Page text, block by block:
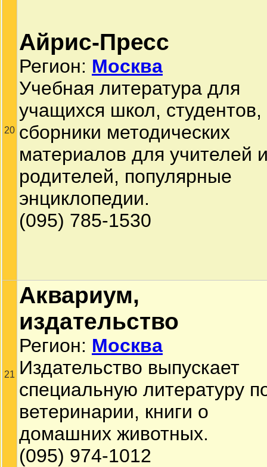
20
Айрис-Пресс
Регион: Москва
Учебная литература для
учащихся школ, студентов,
сборники методических
материалов для учителей
родителей, популярные
энциклопедии.
(095) 785-1530
21
Аквариум,
издательство
Регион: Москва
Издательство выпускает
специальную литературу
ветеринарии, книги о
домашних животных.
(095) 974-1012